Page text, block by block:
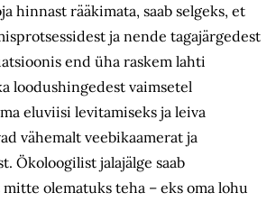
hinnast rääkimata, saab selgeks, et
ja nende tagajärgedest
end üha raskem lahti
loodushingedest vaimsetel
eluviisi levitamiseks ja leiva
vähemalt veebikaamerat ja
Ökoloogilist jalajälge saab
olematuks teha – eks oma lohu